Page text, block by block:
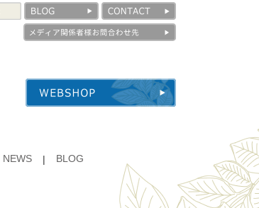
NEWS BLOG